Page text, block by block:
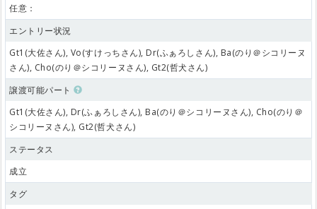
任意：
エントリー状況
Gt1(大佐さん), Vo(すけっちさん), Dr(ふぁろしさん), Ba(のり＠シコリーヌ
さん), Cho(のり＠シコリーヌさん), Gt2(哲犬さん)
譲渡可能パート
Gt1(大佐さん), Dr(ふぁろしさん), Ba(のり＠シコリーヌさん), Cho(のり＠
シコリーヌさん), Gt2(哲犬さん)
ステータス
成立
タグ